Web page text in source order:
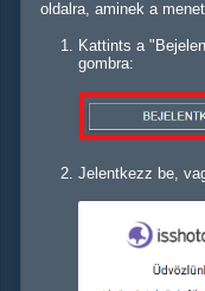
oldalra, aminek a
Kattints a
gombra:
Jelentkezz be,